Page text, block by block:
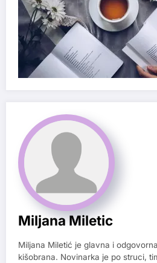
Miljana Miletic
Miljana Miletić je glavna i
kišobrana. Novinarka je po struci,